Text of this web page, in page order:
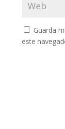
Guarda
este